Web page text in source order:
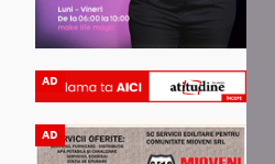
AD
AD